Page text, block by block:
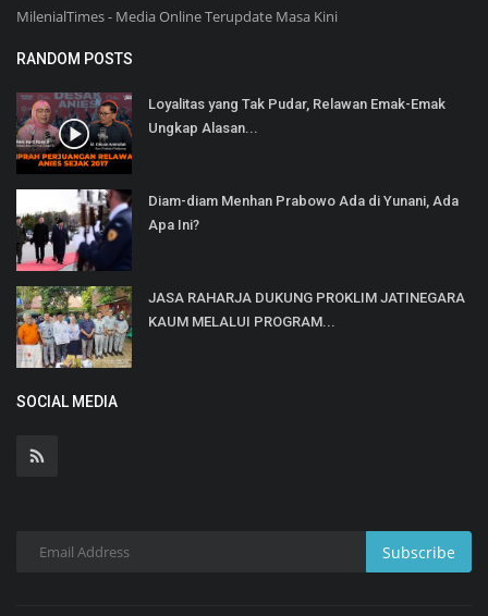
MilenialTimes - Media Online Terupdate Masa Kini
RANDOM POSTS
Loyalitas yang Tak Pudar, Relawan Emak-Emak
Ungkap Alasan...
Diam-diam Menhan Prabowo Ada di Yunani, Ada
Apa Ini?
JASA RAHARJA DUKUNG PROKLIM JATINEGARA
KAUM MELALUI PROGRAM...
SOCIAL MEDIA
Subscribe